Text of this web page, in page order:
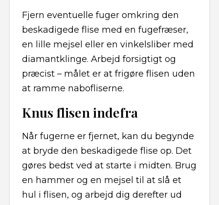
Fjern eventuelle fuger omkring den
beskadigede flise med en fugefræser,
en lille mejsel eller en vinkelsliber med
diamantklinge. Arbejd forsigtigt og
præcist – målet er at frigøre flisen uden
at ramme nabofliserne.
Knus flisen indefra
Når fugerne er fjernet, kan du begynde
at bryde den beskadigede flise op. Det
gøres bedst ved at starte i midten. Brug
en hammer og en mejsel til at slå et
hul i flisen, og arbejd dig derefter ud